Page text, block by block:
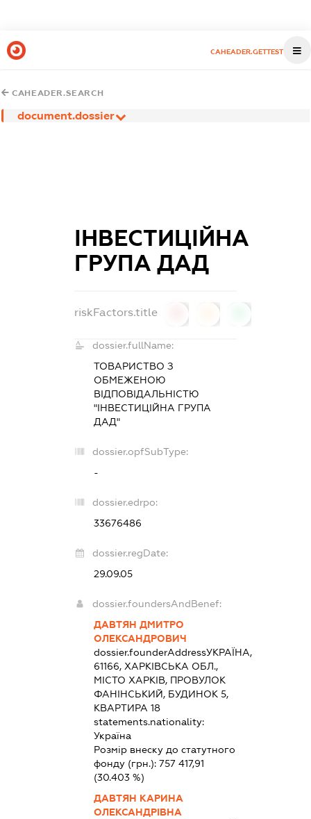
CAHEADER.GETTEST
CAHEADER.SEARCH
document.dossier
ІНВЕСТИЦІЙНА
ГРУПА ДАД
riskFactors.title
dossier.fullName:
ТОВАРИСТВО З
ОБМЕЖЕНОЮ
ВІДПОВІДАЛЬНІСТЮ
"ІНВЕСТИЦІЙНА ГРУПА
ДАД"
dossier.opfSubType:
-
dossier.edrpo:
33676486
dossier.regDate:
29.09.05
dossier.foundersAndBenef:
ДАВТЯН ДМИТРО
ОЛЕКСАНДРОВИЧ
dossier.founderAddressУКРАЇНА,
61166, ХАРКІВСЬКА ОБЛ.,
МІСТО ХАРКІВ, ПРОВУЛОК
ФАНІНСЬКИЙ, БУДИНОК 5,
КВАРТИРА 18
statements.nationality:
Україна
Розмір внеску до статутного
фонду (грн.):757 417,91
(30.403 %)
ДАВТЯН КАРИНА
ОЛЕКСАНДРІВНА